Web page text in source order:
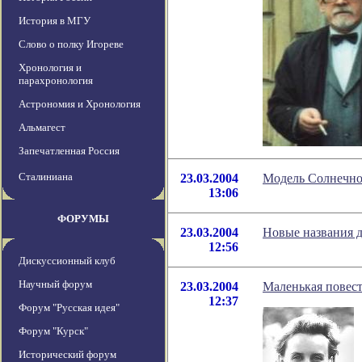
История в МГУ
Слово о полку Игореве
Хронология и
парахронология
Астрономия и Хронология
Альмагест
Запечатленная Россия
Сталиниана
ФОРУМЫ
Дискуссионный клуб
Научный форум
Форум "Русская идея"
Форум "Курск"
Исторический форум
23.03.2004
13:06
Модель
23.03.2004
12:56
Новые названия
23.03.2004
12:37
Маленькая